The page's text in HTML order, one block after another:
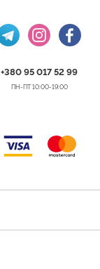
+380 95 017 52 99
ПН-ПТ 10:00-19:00